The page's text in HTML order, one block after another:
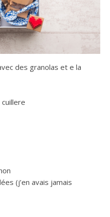
des granolas et e la
(j’en avais jamais